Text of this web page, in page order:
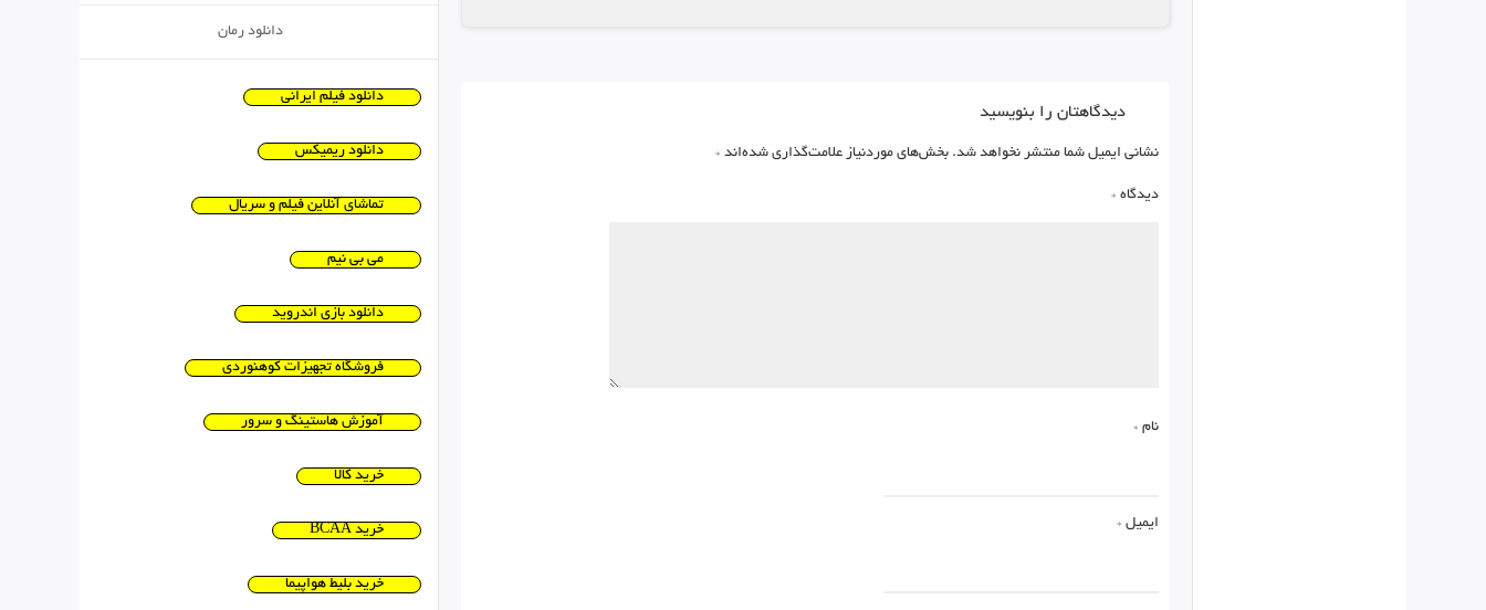
دیدگاهتان را بنویسید
نشانی ایمیل شما منتشر نخواهد شد. بخش‌های موردنیاز علامت‌گذاری شده‌اند *
دیدگاه *
نام *
ایمیل *
دانلود رمان
دانلود فیلم ایرانی
دانلود ریمیکس
تماشای آنلاین فیلم و سریال
می بی نیم
دانلود بازی اندروید
فروشگاه تجهیزات کوهنوردی
آموزش هاستینگ و سرور
خرید کالا
خرید BCAA
خرید بلیط هواپیما